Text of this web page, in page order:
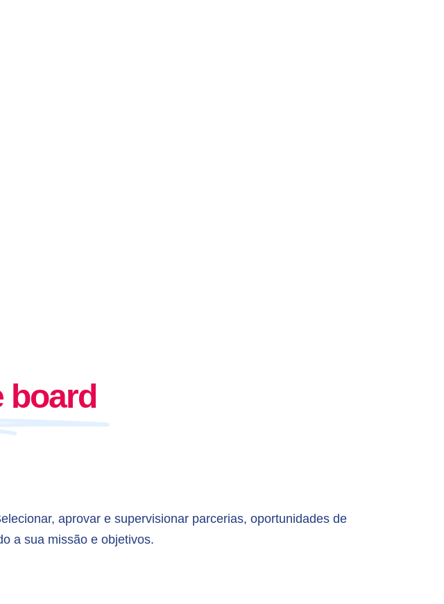
board
aprovar e supervisionar parcerias, oportunidades de
a sua missão e objetivos.